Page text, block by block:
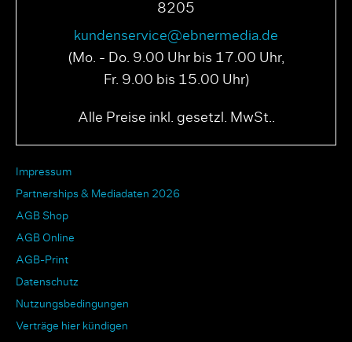
8205
kundenservice@ebnermedia.de
(Mo. - Do. 9.00 Uhr bis 17.00 Uhr,
Fr. 9.00 bis 15.00 Uhr)
Alle Preise inkl. gesetzl. MwSt..
Impressum
Partnerships & Mediadaten 2026
AGB Shop
AGB Online
AGB-Print
Datenschutz
Nutzungsbedingungen
Verträge hier kündigen